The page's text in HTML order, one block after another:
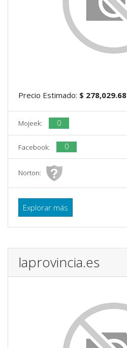
Precio Estimado: $ 278,029.68
Mojeek: 0
Facebook: 0
Norton:
Explorar más
laprovincia.es